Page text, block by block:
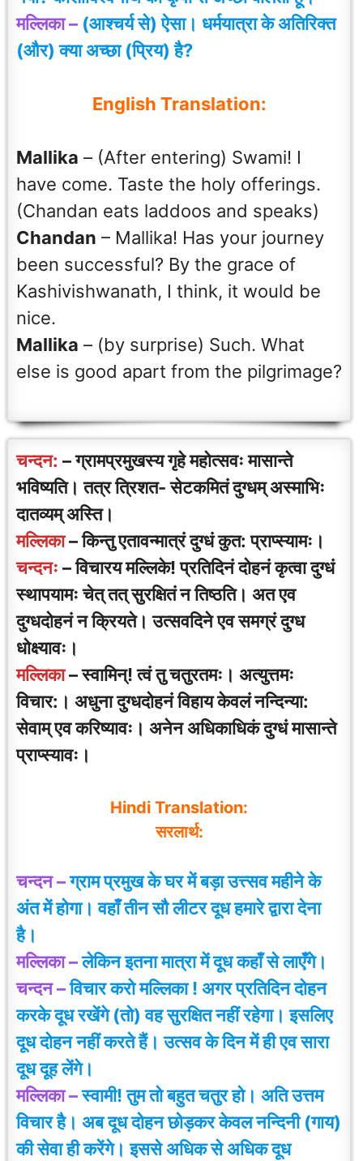
मल्लिका – (आश्चर्य से) ऐसा। धर्मयात्रा के अतिरिक्त
(और) क्या अच्छा (प्रिय) है?
English Translation:
Mallika – (After entering) Swami! I
have come. Taste the holy offerings.
(Chandan eats laddoos and speaks)
Chandan – Mallika! Has your journey
been successful? By the grace of
Kashivishwanath, I think, it would be
nice.
Mallika – (by surprise) Such. What
else is good apart from the pilgrimage?
चन्दन: – ग्रामप्रमुखस्य गृहे महोत्सवः मासान्ते
भविष्यति। तत्र त्रिशत- सेटकमितं दुग्धम् अस्माभिः
दातव्यम् अस्ति।
मल्लिका– किन्तु एतावन्मात्रं दुग्धं कुत: प्राप्स्यामः।
चन्दनः – विचारय मल्लिके! प्रतिदिनं दोहनं कृत्वा दुग्धं
स्थापयामः चेत् तत् सुरक्षितं न तिष्ठति। अत एव
दुग्धदोहनं न क्रियते। उत्सवदिने एव समग्रं दुग्ध
धोक्ष्यावः।
मल्लिका– स्वामिन्! त्वं तु चतुरतमः। अत्युत्तमः
विचार:। अधुना दुग्धदोहनं विहाय केवलं नन्दिन्या:
सेवाम् एव करिष्यावः। अनेन अधिकाधिकं दुग्धं मासान्ते
प्राप्स्यावः।
Hindi Translation:
सरलार्थ:
चन्दन –ग्राम प्रमुख के घर में बड़ा उत्त्सव महीने के
अंत में होगा। वहाँ तीन सौ लीटर दूध हमारे द्वारा देना
है।
मल्लिका –लेकिन इतना मात्रा में दूध कहाँ से लाएँगे।
चन्दन –विचार करो मल्लिका ! अगर प्रतिदिन दोहन
करके दूध रखेंगे (तो) वह सुरक्षित नहीं रहेगा। इसलिए
दूध दोहन नहीं करते हैं। उत्सव के दिन में ही एव सारा
दूध दूह लेंगे।
मल्लिका –स्वामी! तुम तो बहुत चतुर हो। अति उत्तम
विचार है। अब दूध दोहन छोड़कर केवल नन्दिनी (गाय)
की सेवा ही करेंगे। इससे अधिक से अधिक दूध